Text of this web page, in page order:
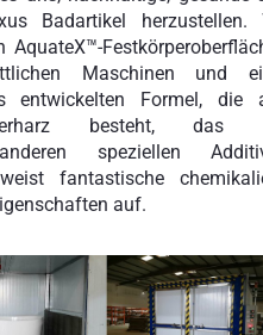
Badartikel herzustellen.
Maschinen und
entwickelten Formel, die
besteht, das
speziellen
fantastische
auf.